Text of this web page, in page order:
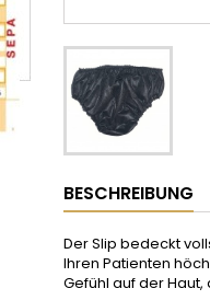
BESCHREIBUNG
Der Slip bedeckt
Ihren Patienten
Gefühl auf der